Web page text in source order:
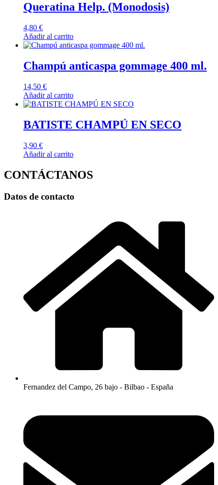
Queratina Help. (Monodosis)
4,80 €
Añadir al carrito
Champú anticaspa gommage 400 ml.
14,50 €
Añadir al carrito
BATISTE CHAMPÚ EN SECO
3,90 €
Añadir al carrito
CONTÁCTANOS
Datos de contacto
Fernandez del Campo, 26 bajo - Bilbao - España